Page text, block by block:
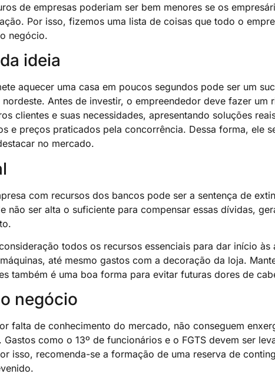
de empresas poderiam ser bem menores se os
Por isso, fizemos uma lista de coisas que todo o
negócio.
ideia
aquecer uma casa em poucos segundos pode ser um
Antes de investir, o empreendedor deve fazer um
clientes e suas necessidades, apresentando soluções
e preços praticados pela concorrência. Dessa forma, ele
no mercado.
com recursos dos bancos pode ser a sentença de
não ser alta o suficiente para compensar essas dívidas,
todos os recursos essenciais para dar início às
até mesmo gastos com a decoração da loja.
também é uma boa forma para evitar futuras dores de
negócio
falta de conhecimento do mercado, não conseguem
como o 13º de funcionários e o FGTS devem ser
isso, recomenda-se a formação de uma reserva de